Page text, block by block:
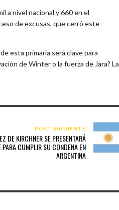
a nivel nacional y 660 en el
de excusas, que cerró este
esta primaria será clave para
de Winter o la fuerza de Jara? La
POST SIGUIENTE
DE KIRCHNER SE PRESENTARÁ
CUMPLIR SU CONDENA EN
ARGENTINA